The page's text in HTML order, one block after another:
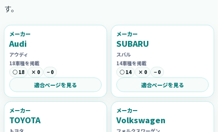
す。
メーカー
Audi
アウディ
18車種を掲載
○ 18
× 0 − 0
適合ページを見る
メーカー
SUBARU
スバル
14車種を掲載
○ 14
× 0 − 0
適合ページを見る
メーカー
TOYOTA
メーカー
Volkswagen